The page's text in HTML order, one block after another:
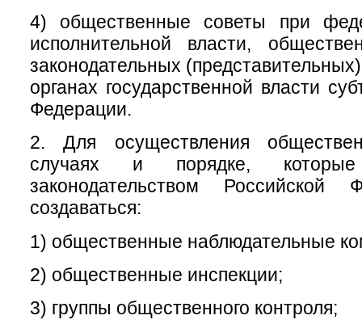
4) общественные советы при
исполнительной власти,
законодательных
органах государственной власти
Федерации.
2. Для осуществления
случаях и порядке, которые
законодательством Российской
создаваться:
1) общественные наблюдательные
2) общественные инспекции;
3) группы общественного контроля;